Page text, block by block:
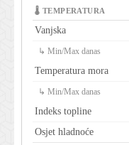
🌡 TEMPERATURA
Vanjska
↳ Min/Max danas
Temperatura mora
↳ Min/Max danas
Indeks topline
Osjet hladnoće